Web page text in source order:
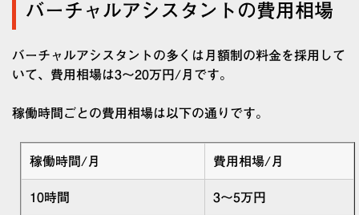
バーチャルアシスタントの費用相場
バーチャルアシスタントの多くは月額制の料金を採用して
いて、費用相場は3～20万円/月です。
稼働時間ごとの費用相場は以下の通りです。
稼働時間/月 費用相場/月
10時間 3～5万円